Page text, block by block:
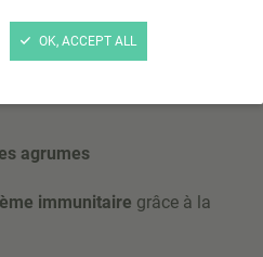
OK, ACCEPT ALL
100 g) et riches en fibres
flavonoïdes et en minéraux
agrumes
immunitaire grâce à la